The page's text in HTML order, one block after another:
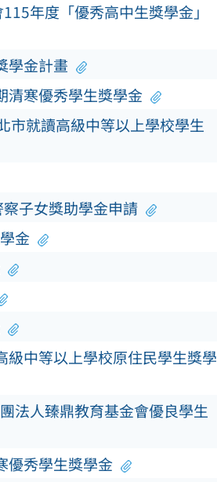
年度「優秀高中生獎學金」
學金計畫
清寒優秀學生獎學金
市就讀高級中等以上學校學生
子女獎助學金申請
金
中等以上學校原住民學生獎學
法人臻鼎教育基金會優良學生
優秀學生獎學金